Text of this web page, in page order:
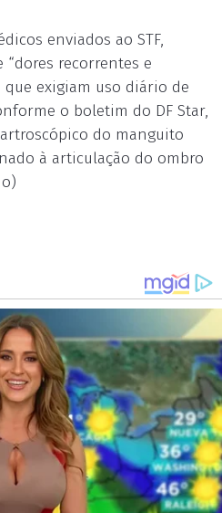
enviados ao STF,
“dores recorrentes e
exigiam uso diário de
o boletim do DF Star,
do manguito
à articulação do ombro